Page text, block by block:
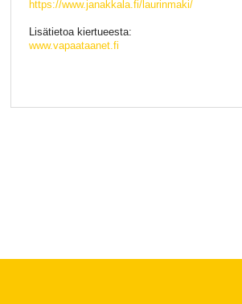
https://www.janakkala.fi/laurinmaki/
Lisätietoa kiertueesta:
www.vapaataanet.fi